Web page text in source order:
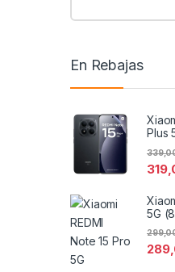
En Rebajas
Plus
5G